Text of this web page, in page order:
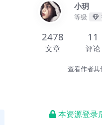
小玥
等级
2478
文章
11
评论
查看作者其
本资源登录